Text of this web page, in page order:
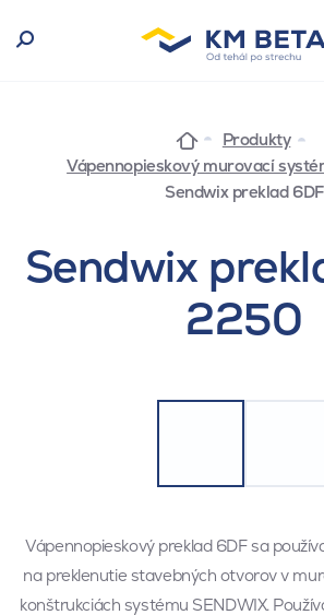
Produkty
Vápennopieskový murovací
Sendwix preklad 6DF
Sendwix
2250
Vápennopieskový preklad 6DF sa
na preklenutie stavebných otvorov v
konštrukciách systému SENDWIX.